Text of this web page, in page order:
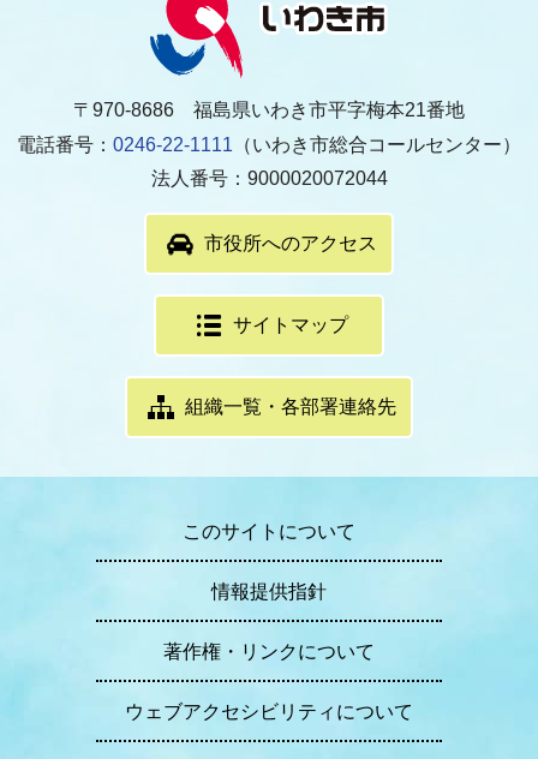
〒970-8686 福島県いわき市平字梅本21番地
電話番号： 0246-22-1111 （いわき市総合コールセンター）
法人番号：9000020072044
市役所へのアクセス
サイトマップ
組織一覧・各部署連絡先
このサイトについて
情報提供指針
著作権・リンクについて
ウェブアクセシビリティについて